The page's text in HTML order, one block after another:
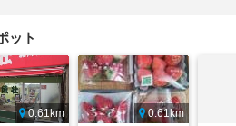
ット
0.61km
0.61km